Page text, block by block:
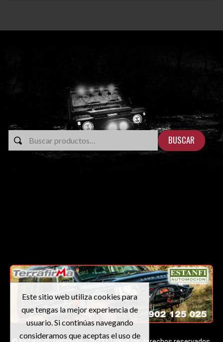
BUSCAR
Este sitio web utiliza cookies para
que tengas la mejor experiencia de
usuario. Si continúas navegando
consideramos que aceptas el uso de